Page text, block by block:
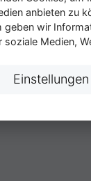
Bitte
anbieten zu
geben wir
soziale Medien,
Einstellungen